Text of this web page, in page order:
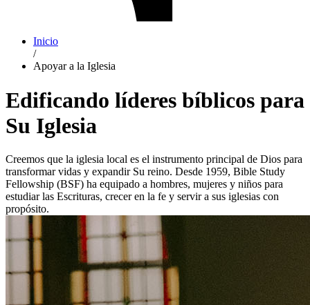
Inicio
/
Apoyar a la Iglesia
Edificando líderes bíblicos para
Su Iglesia
Creemos que la iglesia local es el instrumento principal de Dios para
transformar vidas y expandir Su reino. Desde 1959, Bible Study
Fellowship (BSF) ha equipado a hombres, mujeres y niños para
estudiar las Escrituras, crecer en la fe y servir a sus iglesias con
propósito.